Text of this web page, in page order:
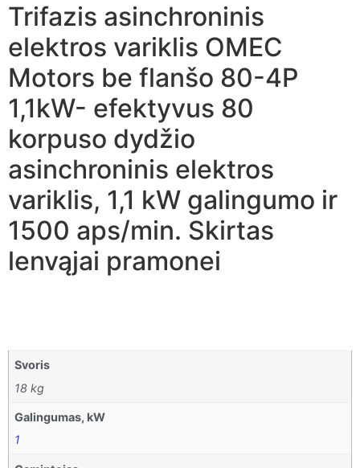
Trifazis asinchroninis
elektros variklis OMEC
Motors be flanšo 80-4P
1,1kW- efektyvus 80
korpuso dydžio
asinchroninis elektros
variklis, 1,1 kW galingumo ir
1500 aps/min. Skirtas
lenvąjai pramonei
Svoris
18 kg
Galingumas, kW
1